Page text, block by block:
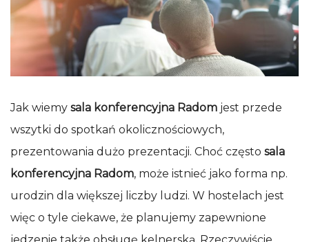
Jak wiemy sala konferencyjna Radom jest przede
wszytki do spotkań okolicznościowych,
prezentowania dużo prezentacji. Choć często sala
konferencyjna Radom, może istnieć jako forma np.
urodzin dla większej liczby ludzi. W hostelach jest
więc o tyle ciekawe, że planujemy zapewnione